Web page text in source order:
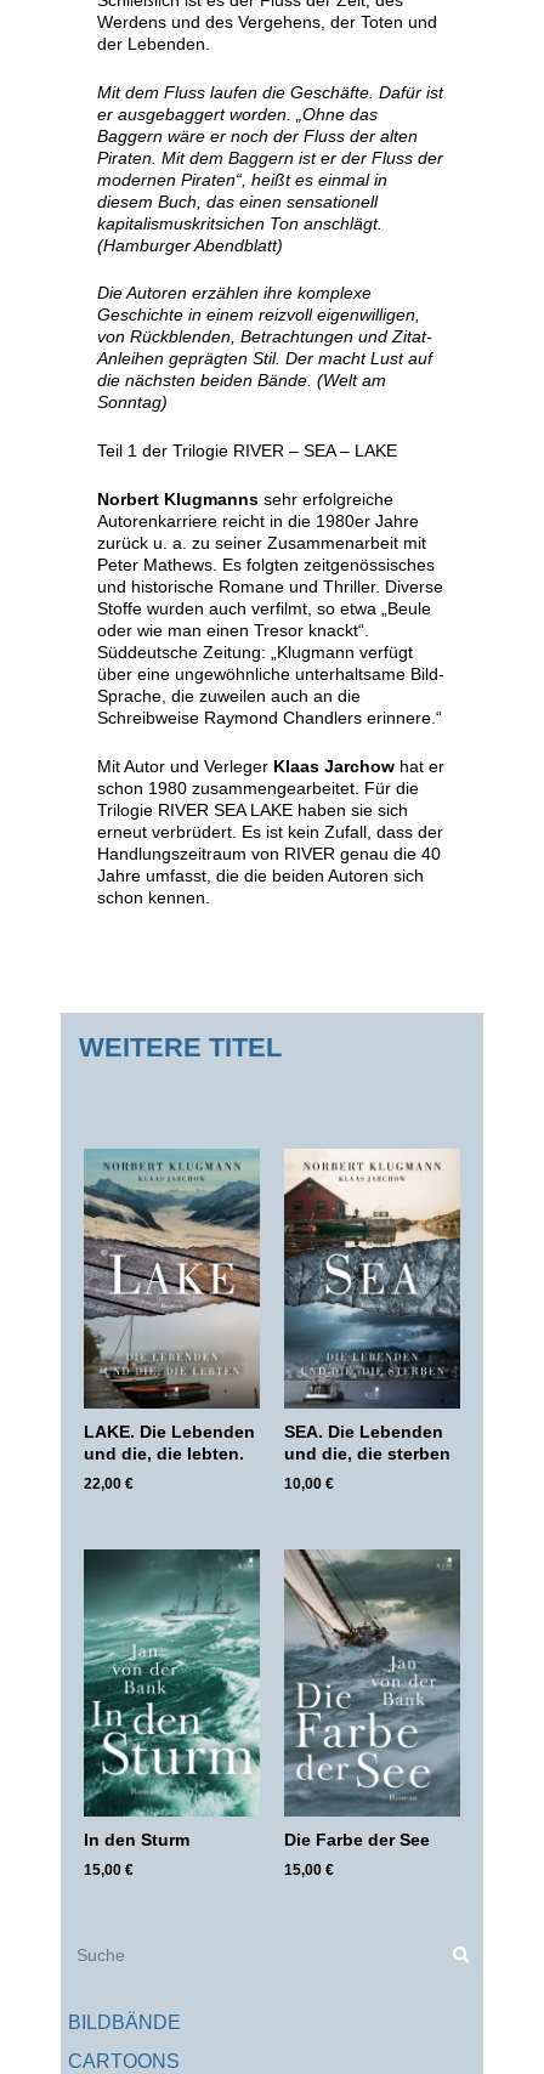
WEITERE TITEL
LAKE. Die Lebenden
und die, die lebten.
22,00 €
SEA. Die Lebenden
und die, die sterben
10,00 €
In den Sturm
15,00 €
Die Farbe der See
15,00 €
BILDBÄNDE
CARTOONS
Werdens und des Vergehens, der Toten und
der Lebenden.
Mit dem Fluss laufen die Geschäfte. Dafür ist
er ausgebaggert worden. „Ohne das
Baggern wäre er noch der Fluss der alten
Piraten. Mit dem Baggern ist er der Fluss der
modernen Piraten“, heißt es einmal in
diesem Buch, das einen sensationell
kapitalismuskritsichen Ton anschlägt.
(Hamburger Abendblatt)
Die Autoren erzählen ihre komplexe
Geschichte in einem reizvoll eigenwilligen,
von Rückblenden, Betrachtungen und Zitat-
Anleihen geprägten Stil. Der macht Lust auf
die nächsten beiden Bände. (Welt am
Sonntag)
Teil 1 der Trilogie RIVER – SEA – LAKE
Norbert Klugmanns sehr erfolgreiche
Autorenkarriere reicht in die 1980er Jahre
zurück u. a. zu seiner Zusammenarbeit mit
Peter Mathews. Es folgten zeitgenössisches
und historische Romane und Thriller. Diverse
Stoffe wurden auch verfilmt, so etwa „Beule
oder wie man einen Tresor knackt“.
Süddeutsche Zeitung: „Klugmann verfügt
über eine ungewöhnliche unterhaltsame Bild-
Sprache, die zuweilen auch an die
Schreibweise Raymond Chandlers erinnere.“
Mit Autor und Verleger Klaas Jarchow hat er
schon 1980 zusammengearbeitet. Für die
Trilogie RIVER SEA LAKE haben sie sich
erneut verbrüdert. Es ist kein Zufall, dass der
Handlungszeitraum von RIVER genau die 40
Jahre umfasst, die die beiden Autoren sich
schon kennen.